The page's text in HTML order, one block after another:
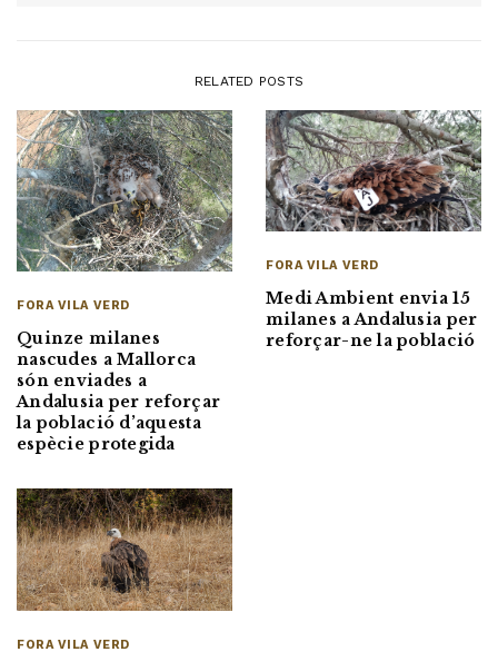
RELATED POSTS
FORA VILA VERD
Quinze milanes
nascudes a Mallorca
són enviades a
Andalusia per reforçar
la població d’aquesta
espècie protegida
FORA VILA VERD
Medi Ambient envia 15
milanes a Andalusia per
reforçar-ne la població
FORA VILA VERD